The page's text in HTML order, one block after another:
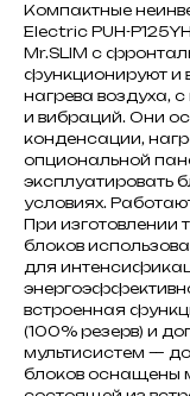
Компактные
Electric PUH-
Mr.SLIM с
функционируют и
нагрева воздуха,
и вибраций. Они
конденсации,
опциональной
эксплуатировать
условиях.
При изготовлении
блоков
для
встроенная
(100% резерв) и
мультисистем —
блоков оснащены